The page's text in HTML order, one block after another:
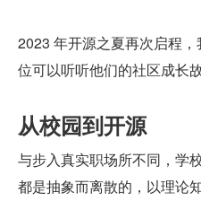
2023 年开源之夏再次启程
位可以听听他们的社区成长故
从校园到开源
与步入真实职场所不同，学
都是抽象而离散的，以理论